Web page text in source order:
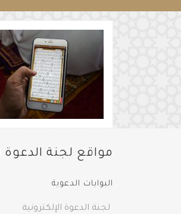
مواقع لجنة الدعوة
البوابات الدعوية
لجنة الدعوة الإلكترونية